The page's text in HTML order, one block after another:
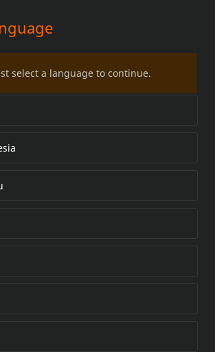
COMPLETO
EAGLE MILWAUKEE
select a language to continue.